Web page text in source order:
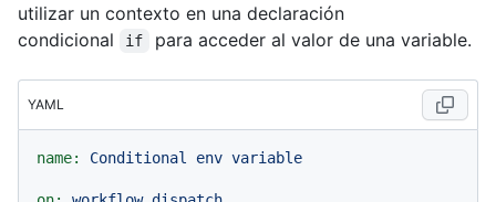
utilizar un contexto en una declaración
condicional
if para acceder al valor de una variable.
YAML
name: Conditional env variable